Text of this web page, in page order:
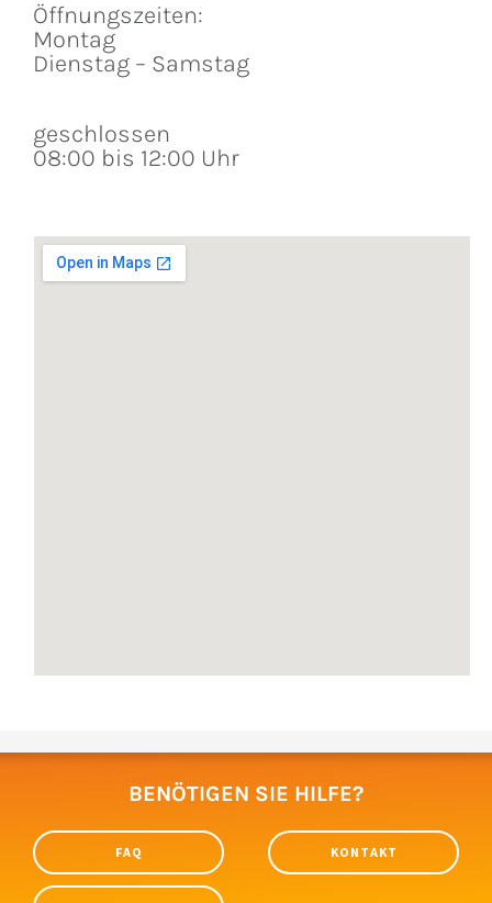
Öffnungszeiten:
Montag
Dienstag – Samstag
geschlossen
08:00 bis 12:00 Uhr
BENÖTIGEN SIE HILFE?
FAQ KONTAKT